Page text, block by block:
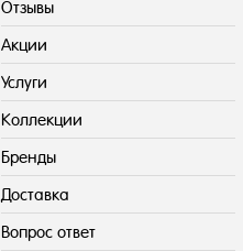
Отзывы
Акции
Услуги
Коллекции
Бренды
Доставка
Вопрос ответ